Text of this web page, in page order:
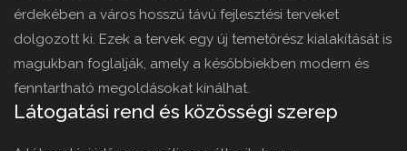
érdekében a város hosszú távú fejlesztési terveket
dolgozott ki. Ezek a tervek egy új temetőrész kialakítását is
magukban foglalják, amely a későbbiekben modern és
fenntartható megoldásokat kínálhat.
Látogatási rend és közösségi szerep